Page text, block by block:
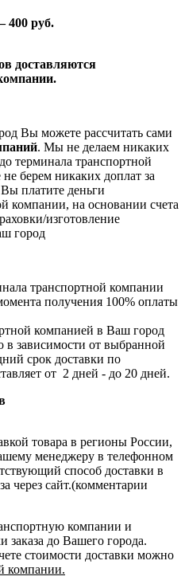
400 руб.
доставляются
Вы можете рассчитать сами
. Мы не делаем никаких
терминала транспортной
берем никаких доплат за
платите деньги
компании, на основании счета
изготовление
город
транспортной компании
получения 100% оплаты
компанией в Ваш город
в зависимости от выбранной
срок доставки по
от 2 дней - до 20 дней.
товара в регионы России,
менеджеру в телефонном
способ доставки в
через сайт.(комментарии
компании и
заказа до Вашего города.
стоимости доставки можно
компании.